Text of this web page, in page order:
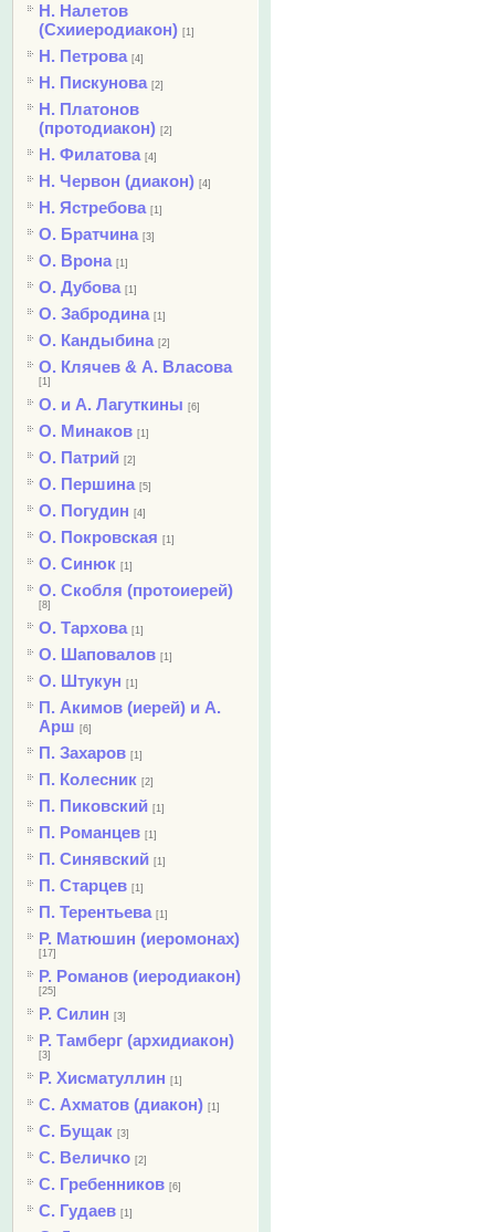
Н. Налетов
(Схииеродиакон) [1]
Н. Петрова [4]
Н. Пискунова [2]
Н. Платонов
(протодиакон) [2]
Н. Филатова [4]
Н. Червон (диакон) [4]
Н. Ястребова [1]
О. Братчина [3]
О. Врона [1]
О. Дубова [1]
О. Забродина [1]
О. Кандыбина [2]
О. Клячев & А. Власова
[1]
О. и А. Лагуткины [6]
О. Минаков [1]
О. Патрий [2]
О. Першина [5]
О. Погудин [4]
О. Покровская [1]
О. Синюк [1]
О. Скобля (протоиерей)
[8]
О. Тархова [1]
О. Шаповалов [1]
О. Штукун [1]
П. Акимов (иерей) и А.
Арш [6]
П. Захаров [1]
П. Колесник [2]
П. Пиковский [1]
П. Романцев [1]
П. Синявский [1]
П. Старцев [1]
П. Терентьева [1]
Р. Матюшин (иеромонах)
[17]
Р. Романов (иеродиакон)
[25]
Р. Силин [3]
Р. Тамберг (архидиакон)
[3]
Р. Хисматуллин [1]
С. Ахматов (диакон) [1]
С. Бущак [3]
С. Величко [2]
С. Гребенников [6]
С. Гудаев [1]